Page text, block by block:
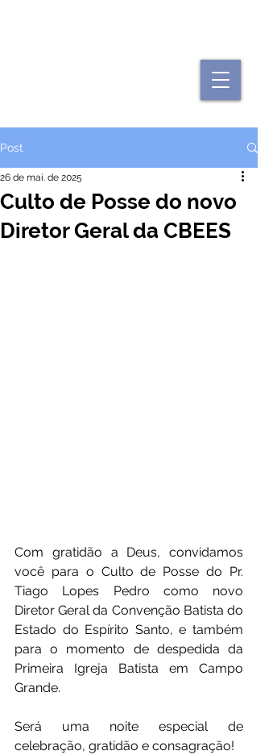
Post
Culto de Posse do novo
Diretor Geral da CBEES
26 de mai. de 2025
Com gratidão a Deus, convidamos
você para o Culto de Posse do Pr.
Tiago Lopes Pedro como novo
Diretor Geral da Convenção Batista do
Estado do Espírito Santo, e também
para o momento de despedida da
Primeira Igreja Batista em Campo
Grande.
Será uma noite especial de
celebração, gratidão e consagração!